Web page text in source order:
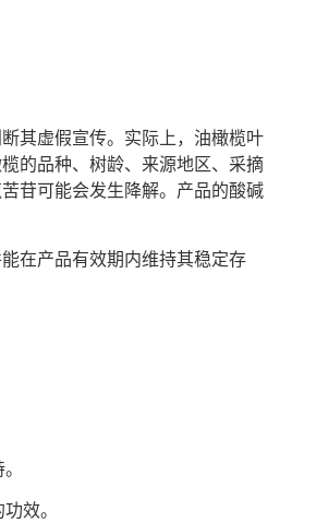
其虚假宣传。实际上，油橄榄叶
的品种、树龄、来源地区、采摘
苷可能会发生降解。产品的酸碱
在产品有效期内维持其稳定存
效。